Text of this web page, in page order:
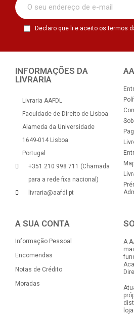
Declaro que li e aceito os termos
INFORMAÇÕES DA
LIVRARIA
Livraria AAFDL
Faculdade de Direito de Lisboa
Alameda da Universidade
1649-014 Lisboa
Portugal
+351 210 998 711 (Chamada
para a rede fixa nacional)
livraria@aafdl.pt
A SUA CONTA
Informação Pessoal
Encomendas
Notas de Crédito
Moradas
A